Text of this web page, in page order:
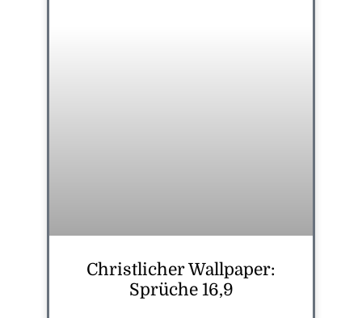
Christlicher Wallpaper:
Sprüche 16,9